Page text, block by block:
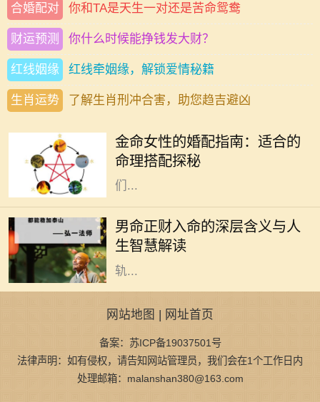
合婚配对 你和TA是天生一对还是苦命鸳鸯
财运预测 你什么时候能挣钱发大财？
红线姻缘 红线牵姻缘，解锁爱情秘籍
生肖运势 了解生肖刑冲合害，助您趋吉避凶
金命女性的婚配指南：适合的
命理搭配探秘
在中国传统命理学中，八字命理被广
理中，五行是极其重要的概念。金命
女性，象征着坚韧、果敢与智慧，她
们...
男命正财入命的深层含义与人
生智慧解读
在中国传统命理学中，命理的组合和
分析无不与八字密切相关。对于男命
而言，正财的入命，不仅是财富的象
征，更深层次上反映了一个人的人生
轨...
网站地图 | 网址首页
备案：苏ICP备19037501号
法律声明：如有侵权，请告知网站管理员，我们会在1个工作日内
处理邮箱：malanshan380@163.com